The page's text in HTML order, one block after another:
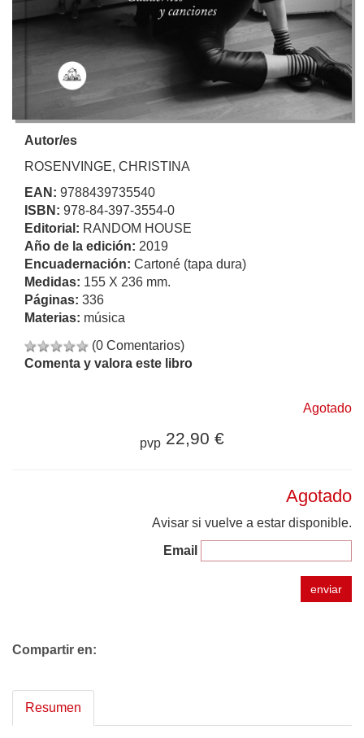
Autor/es
ROSENVINGE, CHRISTINA
EAN: 9788439735540
ISBN: 978-84-397-3554-0
Editorial: RANDOM HOUSE
Año de la edición: 2019
Encuadernación: Cartoné (tapa dura)
Medidas: 155 X 236 mm.
Páginas: 336
Materias: música
(0 Comentarios)
Comenta y valora este libro
Agotado
pvp 22,90 €
Agotado
Avisar si vuelve a estar disponible.
Email
enviar
Compartir en:
Resumen